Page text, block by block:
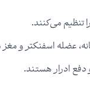
تنظیم می‌کنند.
عضله اسفنکتر و
ادرار هستند.